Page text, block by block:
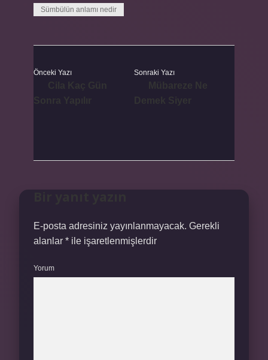
Sümbülün anlamı nedir
Önceki Yazı Sonraki Yazı
E-posta adresiniz yayınlanmayacak. Gerekli
alanlar * ile işaretlenmişlerdir
Yorum